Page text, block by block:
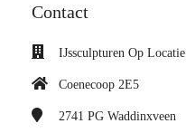
Contact
IJssculpturen Op Locatie
Coenecoop 2E5
2741 PG Waddinxveen